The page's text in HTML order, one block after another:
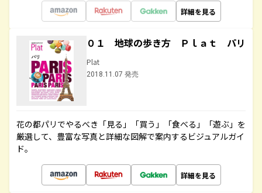
詳細を見る
０１ 地球の歩き方 Ｐｌａｔ パリ
Plat
2018.11.07 発売
花の都パリでやるべき「見る」「買う」「食べる」「遊ぶ」を
厳選して、豊富な写真と詳細な図解で案内するビジュアルガイ
ド。
詳細を見る